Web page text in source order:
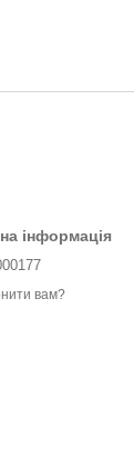
інформація
вам?